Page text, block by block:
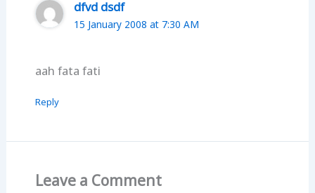
dfvd dsdf
15 January 2008 at 7:30 AM
aah fata fati
Reply
Leave a Comment